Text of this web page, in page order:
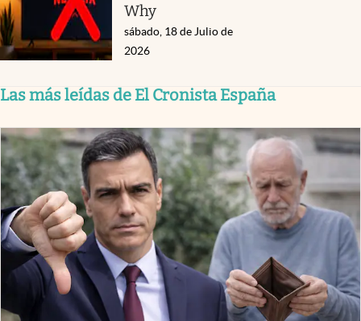
Why
sábado, 18 de Julio de
2026
Las más leídas de El Cronista España